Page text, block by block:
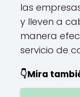
las
y lleven a
manera
servicio de
👇Mira